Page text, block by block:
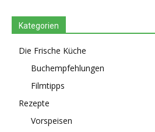
Kategorien
Die Frische Küche
Buchempfehlungen
Filmtipps
Rezepte
Vorspeisen